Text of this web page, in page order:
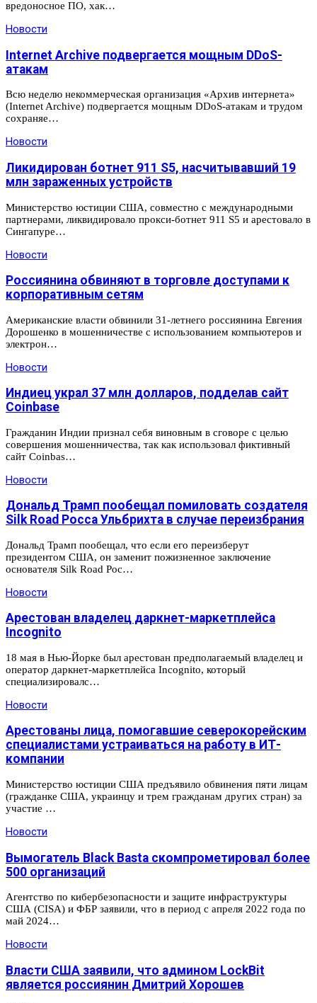
вредоносное ПО, хак…
Новости
Internet Archive подвергается мощным DDoS-
атакам
Всю неделю некоммерческая организация «Архив интернета»
(Internet Archive) подвергается мощным DDoS-атакам и трудом
сохраняе…
Новости
Ликидирован ботнет 911 S5, насчитывавший 19
млн зараженных устройств
Министерство юстиции США, совместно с международными
партнерами, ликвидировало прокси-ботнет 911 S5 и арестовало в
Сингапуре…
Новости
Россиянина обвиняют в торговле доступами к
корпоративным сетям
Американские власти обвинили 31-летнего россиянина Евгения
Дорошенко в мошенничестве с использованием компьютеров и
электрон…
Новости
Индиец украл 37 млн долларов, подделав сайт
Coinbase
Гражданин Индии признал себя виновным в сговоре с целью
совершения мошенничества, так как использовал фиктивный
сайт Coinbas…
Новости
Дональд Трамп пообещал помиловать создателя
Silk Road Росса Ульбрихта в случае переизбрания
Дональд Трамп пообещал, что если его переизберут
президентом США, он заменит пожизненное заключение
основателя Silk Road Рос…
Новости
Арестован владелец даркнет-маркетплейса
Incognito
18 мая в Нью-Йорке был арестован предполагаемый владелец и
оператор даркнет-маркетплейса Incognito, который
специализировалс…
Новости
Арестованы лица, помогавшие северокорейским
специалистами устраиваться на работу в ИТ-
компании
Министерство юстиции США предъявило обвинения пяти лицам
(гражданке США, украинцу и трем гражданам других стран) за
участие …
Новости
Вымогатель Black Basta скомпрометировал более
500 организаций
Агентство по кибербезопасности и защите инфраструктуры
США (CISA) и ФБР заявили, что в период с апреля 2022 года по
май 2024…
Новости
Власти США заявили, что админом LockBit
является россиянин Дмитрий Хорошев